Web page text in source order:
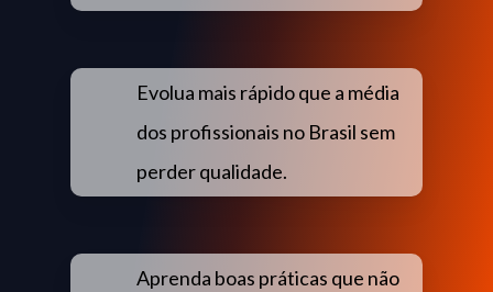
Evolua mais rápido que a média
dos profissionais no Brasil sem
perder qualidade.
Aprenda boas práticas que não